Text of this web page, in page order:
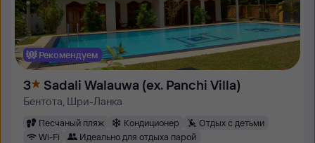
Рекомендуем
3 Sadali Walauwa (ex. Panchi Villa)
Бентота, Шри-Ланка
Песчаный пляж Кондиционер
Отдых с детьми
Wi-Fi
Идеально для отдыха парой